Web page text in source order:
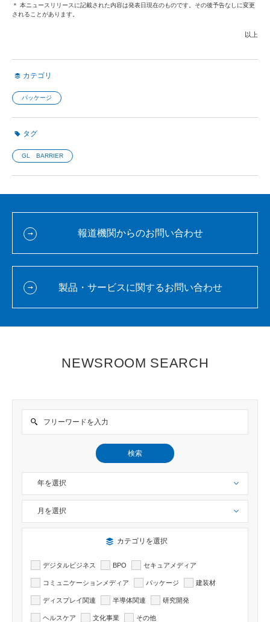
＊ 本ニュースリリースに記載された内容は発表日現在のものです。その後予告なしに変更
されることがあります。
以上
カテゴリ
パッケージ
タグ
GL BARRIER
報道機関からのお問い合わせ
製品・サービスに関するお問い合わせ
NEWSROOM SEARCH
検索
年を選択
月を選択
検索したい記事のカテゴリーを選択出来ます
カテゴリを選択
デジタルビジネス BPO セキュアメディア
コミュニケーションメディア パッケージ 建装材
ディスプレイ関連 半導体関連 研究開発
ヘルスケア 文化事業 その他